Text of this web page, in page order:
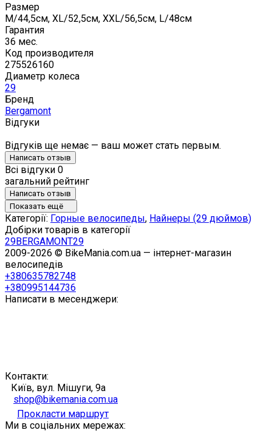
Размер
M/44,5см, XL/52,5см, XXL/56,5см, L/48см
Гарантия
36 мес.
Код производителя
275526160
Диаметр колеса
29
Бренд
Bergamont
Відгуки
Відгуків ще немає — ваш может стать первым.
Написать отзыв
Всі відгуки 0
загальний рейтинг
Написать отзыв
Показать ещё
Категорії: Горные велосипеды, Найнеры (29 дюймов)
Добірки товарів в категорії
29BERGAMONT29
2009-2026 © BikeMania.com.ua — інтернет-магазин
велосипедів
+380635782748
+380995144736
Написати в месенджери:
Контакти:
Київ, вул. Мішуги, 9а
shop@bikemania.com.ua
Прокласти маршрут
Ми в соціальних мережах: